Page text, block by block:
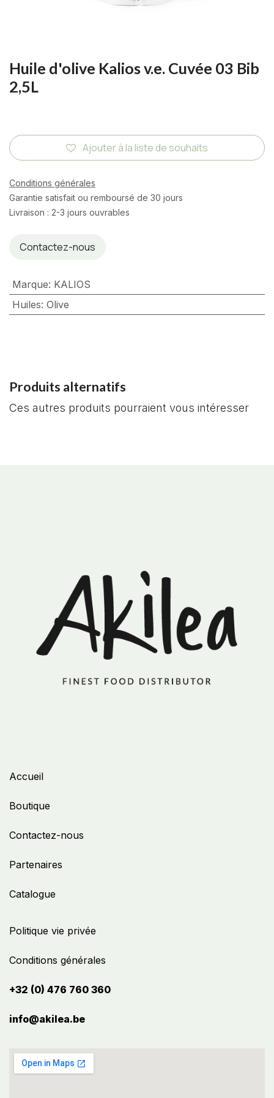
Huile d'olive Kalios v.e. Cuvée 03 Bib
2,5L
Ajouter à la liste de souhaits
Conditions générales
Garantie satisfait ou remboursé de 30 jours
Livraison : 2-3 jours ouvrables
Contactez-nous
Marque: KALIOS
Huiles: Olive
Produits alternatifs
Ces autres produits pourraient vous intéresser
Politique vie privée
Conditions générales
+32 (0) 476 760 360
info@akilea.be​
Accueil
Boutique
Contactez-nous
Partenaires
Catalogue